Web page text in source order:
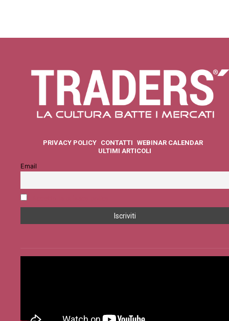
PRIVACY POLICY CONTATTI WEBINAR CALENDAR
ULTIMI ARTICOLI
Email